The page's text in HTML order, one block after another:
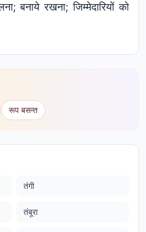
बनाये रखना; जिम्मेदारियों को
रूप बसन्त
तंगी
तंबूरा